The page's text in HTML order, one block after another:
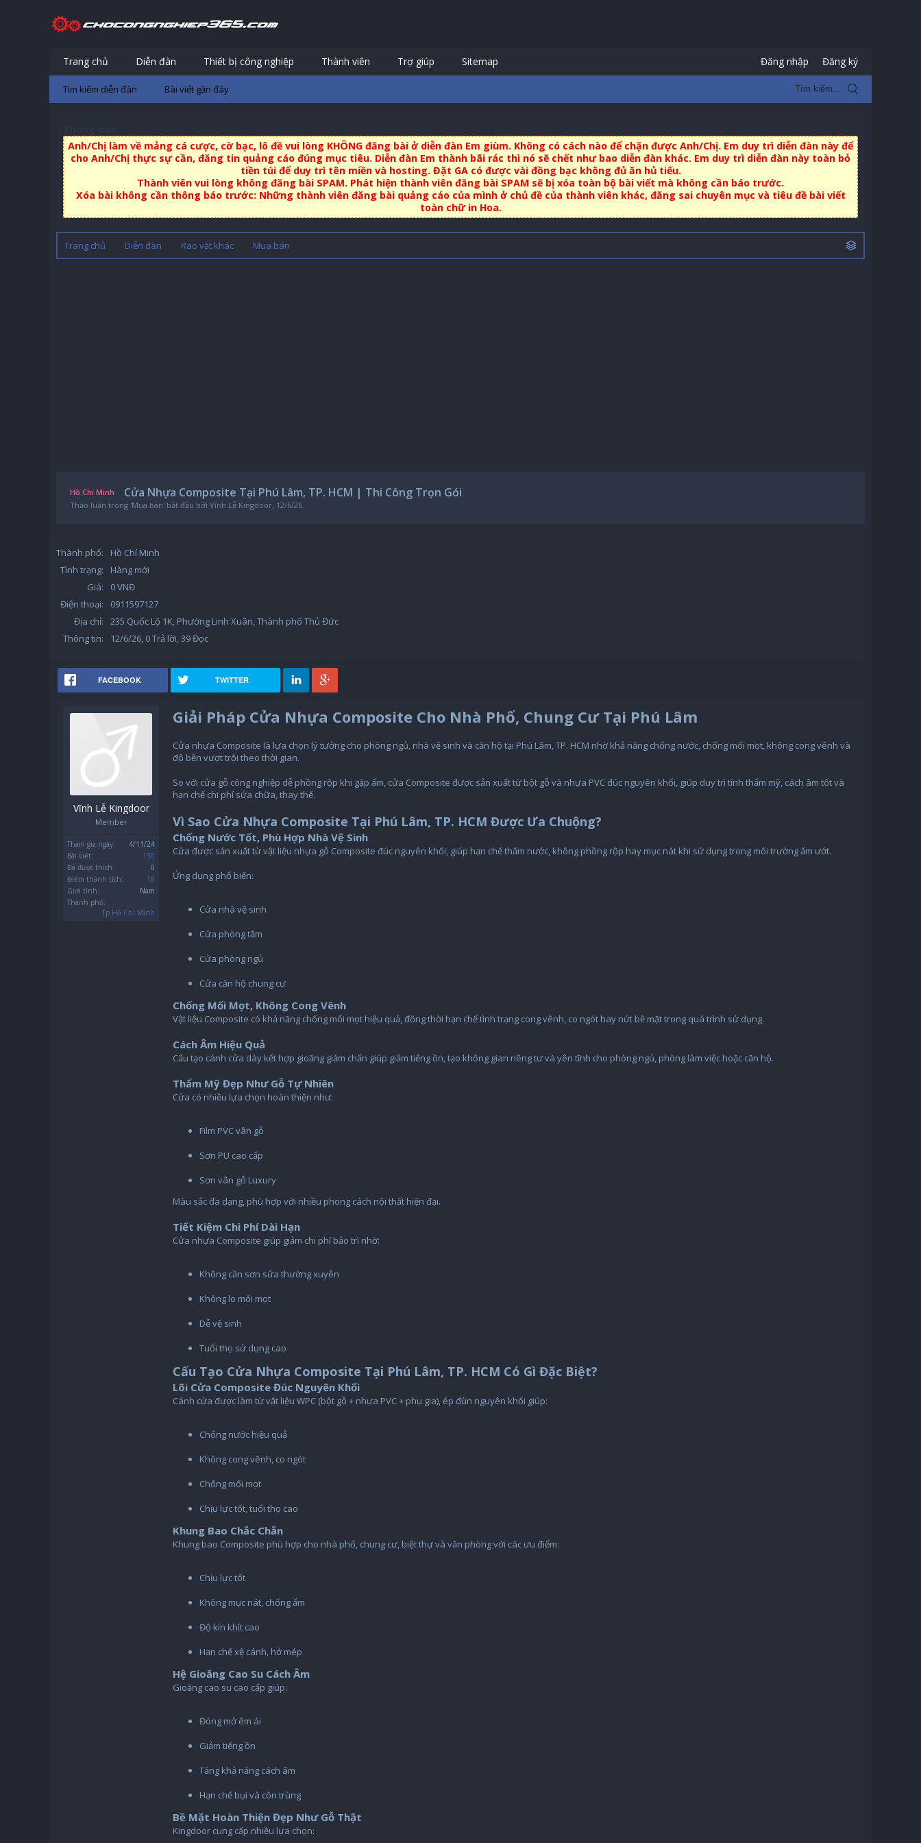
Anh/Chị làm về mảng cá cược, cờ bạc, lô đề vui lòng KHÔNG đăng bài ở diễn đàn Em giùm. Không có cách nào để chặn được Anh/Chị. Em duy trì diễn đàn này để
cho Anh/Chị thực sự cần, đăng tin quảng cáo đúng mục tiêu. Diễn đàn Em thành bãi rác thì nó sẽ chết như bao diễn đàn khác. Em duy trì diễn đàn này toàn bỏ
tiền túi để duy trì tên miền và hosting. Đặt GA có được vài đồng bạc không đủ ăn hủ tiếu.
Thành viên vui lòng không đăng bài SPAM. Phát hiện thành viên đăng bài SPAM sẽ bị xóa toàn bộ bài viết mà không cần báo trước.
Xóa bài không cần thông báo trước: Những thành viên đăng bài quảng cáo của mình ở chủ đề của thành viên khác, đăng sai chuyên mục và tiêu đề bài viết
toàn chữ in Hoa.
Trang chủ Diễn đàn Rao vặt khác Mua bán
Hồ Chí Minh Cửa Nhựa Composite Tại Phú Lâm, TP. HCM | Thi Công Trọn Gói
Thảo luận trong 'Mua bán' bắt đầu bởi Vĩnh Lễ Kingdoor, 12/6/26.
Thành phố:
Hồ Chí Minh
Tình trạng:
Hàng mới
Giá:
0 VNĐ
Điện thoại:
0911597127
Địa chỉ:
235 Quốc Lộ 1K, Phường Linh Xuân, Thành phố Thủ Đức
Thông tin:
12/6/26, 0 Trả lời, 39 Đọc
FACEBOOK TWITTER
Vĩnh Lễ Kingdoor
Member
Tham gia ngày:
4/11/24
Bài viết:
130
Đã được thích:
0
Điểm thành tích:
16
Giới tính:
Nam
Thành phố:
Tp Hồ Chí Minh
Giải Pháp Cửa Nhựa Composite Cho Nhà Phố, Chung Cư Tại Phú Lâm
Cửa nhựa Composite là lựa chọn lý tưởng cho phòng ngủ, nhà vệ sinh và căn hộ tại Phú Lâm, TP. HCM nhờ khả năng chống nước, chống mối mọt, không cong vênh và
độ bền vượt trội theo thời gian.
So với cửa gỗ công nghiệp dễ phồng rộp khi gặp ẩm, cửa Composite được sản xuất từ bột gỗ và nhựa PVC đúc nguyên khối, giúp duy trì tính thẩm mỹ, cách âm tốt và
hạn chế chi phí sửa chữa, thay thế.
Vì Sao Cửa Nhựa Composite Tại Phú Lâm, TP. HCM Được Ưa Chuộng?
Chống Nước Tốt, Phù Hợp Nhà Vệ Sinh
Cửa được sản xuất từ vật liệu nhựa gỗ Composite đúc nguyên khối, giúp hạn chế thấm nước, không phồng rộp hay mục nát khi sử dụng trong môi trường ẩm ướt.
Ứng dụng phổ biến:
Cửa nhà vệ sinh
Cửa phòng tắm
Cửa phòng ngủ
Cửa căn hộ chung cư
Chống Mối Mọt, Không Cong Vênh
Vật liệu Composite có khả năng chống mối mọt hiệu quả, đồng thời hạn chế tình trạng cong vênh, co ngót hay nứt bề mặt trong quá trình sử dụng.
Cách Âm Hiệu Quả
Cấu tạo cánh cửa dày kết hợp gioăng giảm chấn giúp giảm tiếng ồn, tạo không gian riêng tư và yên tĩnh cho phòng ngủ, phòng làm việc hoặc căn hộ.
Thẩm Mỹ Đẹp Như Gỗ Tự Nhiên
Cửa có nhiều lựa chọn hoàn thiện như:
Film PVC vân gỗ
Sơn PU cao cấp
Sơn vân gỗ Luxury
Màu sắc đa dạng, phù hợp với nhiều phong cách nội thất hiện đại.
Tiết Kiệm Chi Phí Dài Hạn
Cửa nhựa Composite giúp giảm chi phí bảo trì nhờ:
Không cần sơn sửa thường xuyên
Không lo mối mọt
Dễ vệ sinh
Tuổi thọ sử dụng cao
Cấu Tạo Cửa Nhựa Composite Tại Phú Lâm, TP. HCM Có Gì Đặc Biệt?
Lõi Cửa Composite Đúc Nguyên Khối
Cánh cửa được làm từ vật liệu WPC (bột gỗ + nhựa PVC + phụ gia), ép đùn nguyên khối giúp:
Chống nước hiệu quả
Không cong vênh, co ngót
Chống mối mọt
Chịu lực tốt, tuổi thọ cao
Khung Bao Chắc Chắn
Khung bao Composite phù hợp cho nhà phố, chung cư, biệt thự và văn phòng với các ưu điểm:
Chịu lực tốt
Không mục nát, chống ẩm
Độ kín khít cao
Hạn chế xệ cánh, hở mép
Hệ Gioăng Cao Su Cách Âm
Gioăng cao su cao cấp giúp:
Đóng mở êm ái
Giảm tiếng ồn
Tăng khả năng cách âm
Hạn chế bụi và côn trùng
Bề Mặt Hoàn Thiện Đẹp Như Gỗ Thật
Kingdoor cung cấp nhiều lựa chọn:
Trang chủ Diễn đàn
Tìm kiếm diễn đàn Bài viết gần đây
Thiết bị công nghiệp Thành viên Trợ giúp Sitemap Đăng nhập Đăng ký